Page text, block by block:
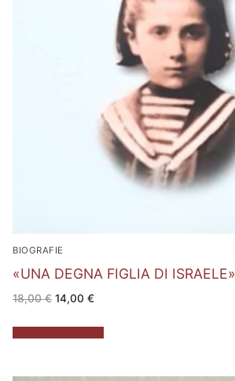
BIOGRAFIE
«UNA DEGNA FIGLIA DI ISRAELE»
18,00€ Il
prezzo
era:
18,00 €.
14,00 €Il
è:
14,00 €.